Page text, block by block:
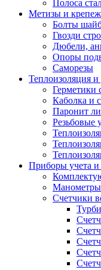
Полоса
Метизы и крепеж
Болты
Гвозди
Дюбели,
Опоры
Саморезы
Теплоизоляция
Герметики
Каболка и
Паронит
Резьбовые
Приборы учета и
Манометры
Счетчики